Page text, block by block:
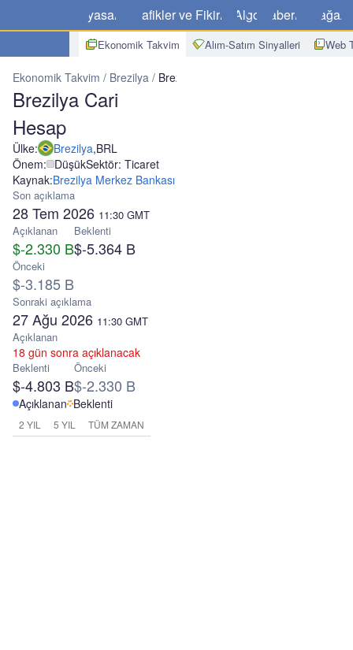
Piyasalar Grafikler ve Fikirler Algo Haberler Mağaza
Ekonomik Takvim Alım-Satım Sinyalleri Web
Ekonomik Takvim Brezilya Brezilya Cari Hesap
Brezilya Cari
Hesap
Ülke: Brezilya,BRL
Önem: DüşükSektör: Ticaret
Kaynak:Brezilya Merkez Bankası
Son açıklama
28 Tem 2026 11:30 GMT
Açıklanan
$-2.330 B
Beklenti
$-5.364 B
Önceki
$-3.185 B
Sonraki açıklama
27 Ağu 2026 11:30 GMT
Açıklanan
18 gün sonra açıklanacak
Beklenti
$-4.803 B
Önceki
$-2.330 B
Açıklanan Beklenti
2 YIL 5 YIL TÜM ZAMAN